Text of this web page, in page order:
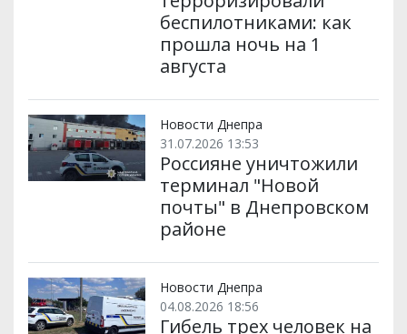
беспилотниками: как
прошла ночь на 1
августа
Новости Днепра
31.07.2026 13:53
Россияне уничтожили
терминал "Новой
почты" в Днепровском
районе
Новости Днепра
04.08.2026 18:56
Гибель трех человек на